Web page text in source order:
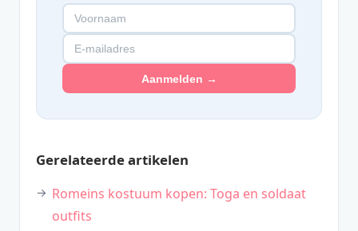
Aanmelden →
Gerelateerde artikelen
Romeins kostuum kopen: Toga en soldaat
outfits